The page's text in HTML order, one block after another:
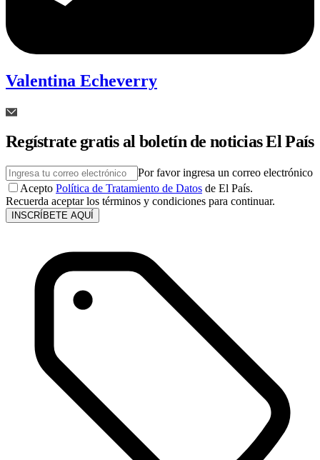
Valentina Echeverry
Regístrate gratis al boletín de noticias El País
Por favor ingresa un correo electrónico
Acepto Política de Tratamiento de Datos de El País.
Recuerda aceptar los términos y condiciones para continuar.
INSCRÍBETE AQUÍ